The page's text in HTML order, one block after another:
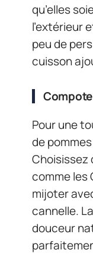
qu’elles
l’extérieur
peu de
cuisson
Pour une
de
Choisissez
comme les
mijoter
cannelle.
douceur